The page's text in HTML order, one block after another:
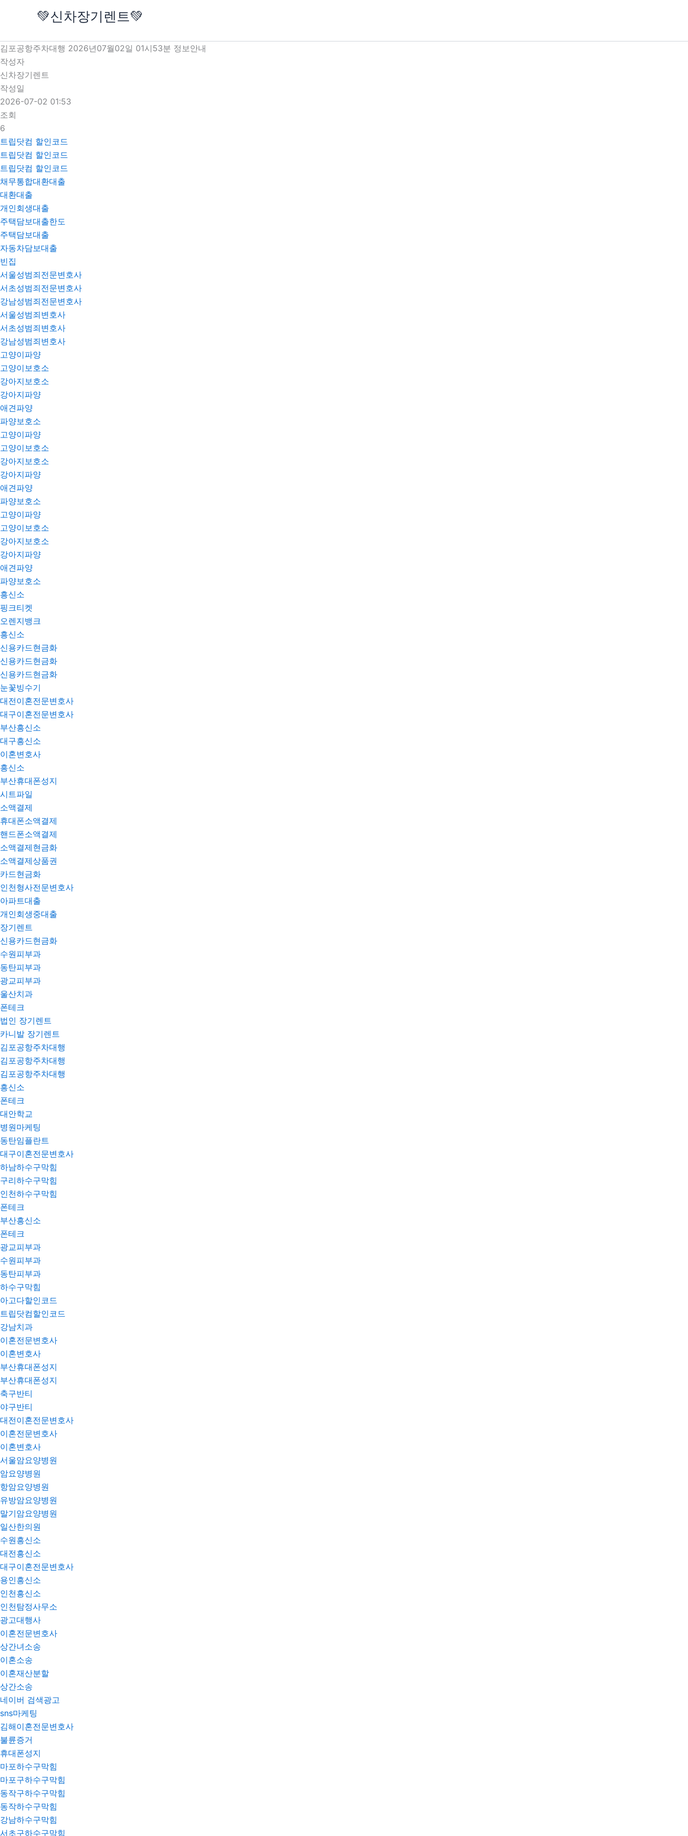
로
건
너
뛰
기
💚신차장기렌트💚
김포공항주차대행 2026년07월02일 01시53분 정보안내
작성자
신차장기렌트
작성일
2026-07-02 01:53
조회
6
트립닷컴 할인코드
트립닷컴 할인코드
트립닷컴 할인코드
채무통합대환대출
대환대출
개인회생대출
주택담보대출한도
주택담보대출
자동차담보대출
빈집
서울성범죄전문변호사
서초성범죄전문변호사
강남성범죄전문변호사
서울성범죄변호사
서초성범죄변호사
강남성범죄변호사
고양이파양
고양이보호소
강아지보호소
강아지파양
애견파양
파양보호소
고양이파양
고양이보호소
강아지보호소
강아지파양
애견파양
파양보호소
고양이파양
고양이보호소
강아지보호소
강아지파양
애견파양
파양보호소
흥신소
핑크티켓
오렌지뱅크
흥신소
신용카드현금화
신용카드현금화
신용카드현금화
눈꽃빙수기
대전이혼전문변호사
대구이혼전문변호사
부산흥신소
대구흥신소
이혼변호사
흥신소
부산휴대폰성지
시트파일
소액결제
휴대폰소액결제
핸드폰소액결제
소액결제현금화
소액결제상품권
카드현금화
인천형사전문변호사
아파트대출
개인회생중대출
장기렌트
신용카드현금화
수원피부과
동탄피부과
광교피부과
울산치과
폰테크
법인 장기렌트
카니발 장기렌트
김포공항주차대행
김포공항주차대행
김포공항주차대행
흥신소
폰테크
대안학교
병원마케팅
동탄임플란트
대구이혼전문변호사
하남하수구막힘
구리하수구막힘
인천하수구막힘
폰테크
부산흥신소
폰테크
광교피부과
수원피부과
동탄피부과
하수구막힘
아고다할인코드
트립닷컴할인코드
강남치과
이혼전문변호사
이혼변호사
부산휴대폰성지
부산휴대폰성지
축구반티
야구반티
대전이혼전문변호사
이혼전문변호사
이혼변호사
서울암요양병원
암요양병원
항암요양병원
유방암요양병원
말기암요양병원
일산한의원
수원흥신소
대전흥신소
대구이혼전문변호사
용인흥신소
인천흥신소
인천탐정사무소
광고대행사
이혼전문변호사
상간녀소송
이혼소송
이혼재산분할
상간소송
네이버 검색광고
sns마케팅
김해이혼전문변호사
불륜증거
휴대폰성지
마포하수구막힘
마포구하수구막힘
동작구하수구막힘
동작하수구막힘
강남하수구막힘
서초구하수구막힘